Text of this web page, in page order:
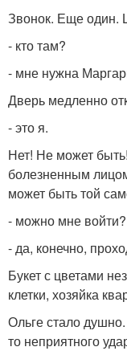
Звонок. Еще один.
- кто там?
- мне нужна
Дверь медленно
- это я.
Нет! Не может
болезненным
может быть той
- можно мне войти?
- да, конечно,
Букет с цветами
клетки, хозяйка
Ольге стало
то неприятного